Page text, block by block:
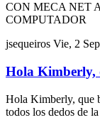
CON MECA NET
COMPUTADOR
jsequeiros Vie, 2
Hola Kimberly,
Hola Kimberly, que
todos los dedos de